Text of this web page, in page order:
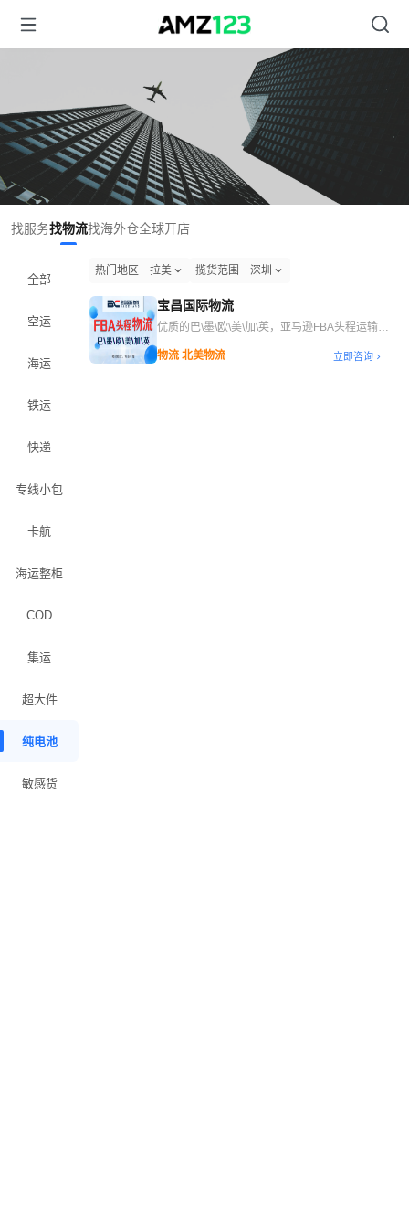
找服务找物流找海外仓全球开店
全部
空运
海运
铁运
快递
专线小包
卡航
海运整柜
COD
集运
超大件
纯电池
敏感货
热门地区 拉美 揽货范围 深圳
宝昌国际物流
优质的巴\墨\欧\美\加\英，亚马逊FBA头程运输服
物流 北美物流
立即咨询